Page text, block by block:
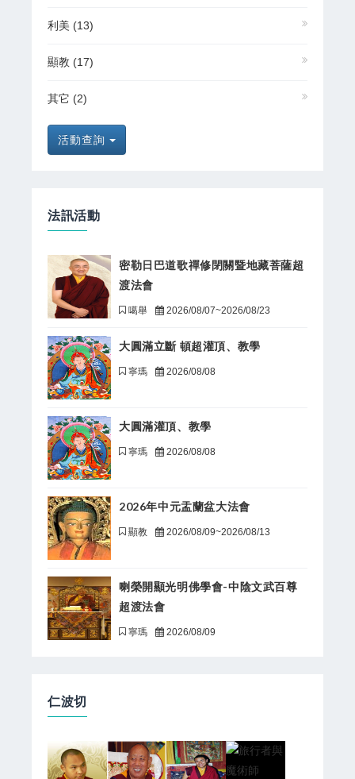
利美 (13)
顯教 (17)
其它 (2)
活動查詢
法訊活動
密勒日巴道歌禪修閉關暨地藏菩薩超
渡法會
噶舉 2026/08/07~2026/08/23
大圓滿立斷 頓超灌頂、教學
寧瑪 2026/08/08
大圓滿灌頂、教學
寧瑪 2026/08/08
2026年中元盂蘭盆大法會
顯教 2026/08/09~2026/08/13
喇榮開顯光明佛學會-中陰文武百尊
超渡法會
寧瑪 2026/08/09
仁波切